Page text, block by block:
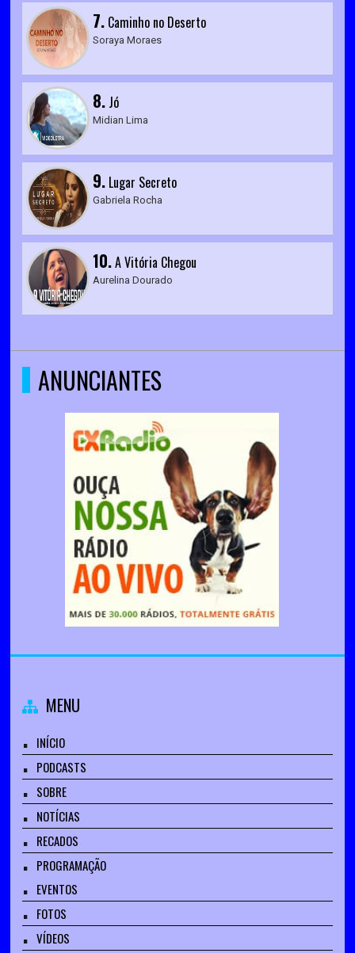
7. Caminho no Deserto
Soraya Moraes
8. Jó
Midian Lima
9. Lugar Secreto
Gabriela Rocha
10.A Vitória Chegou
Aurelina Dourado
ANUNCIANTES
MENU
INÍCIO
PODCASTS
SOBRE
NOTÍCIAS
RECADOS
PROGRAMAÇÃO
EVENTOS
FOTOS
VÍDEOS